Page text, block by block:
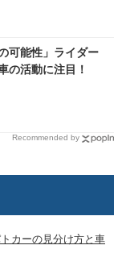
可能性」ライダー
の活動に注目！
Recommended by
カーの見分け方と車